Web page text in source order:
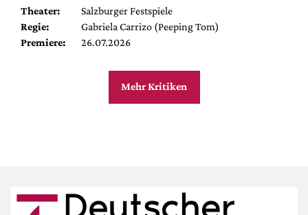
Theater:
Salzburger Festspiele
Regie:
Gabriela Carrizo (Peeping Tom)
Premiere:
26.07.2026
Mehr Kritiken